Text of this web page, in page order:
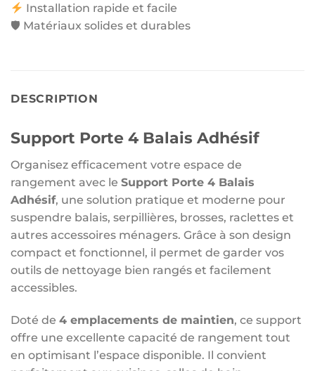
Installation rapide et facile
🛡 Matériaux solides et durables
DESCRIPTION
Support Porte 4 Balais Adhésif
Organisez efficacement votre espace de
rangement avec le Support Porte 4 Balais
Adhésif, une solution pratique et moderne pour
suspendre balais, serpillières, brosses, raclettes et
autres accessoires ménagers. Grâce à son design
compact et fonctionnel, il permet de garder vos
outils de nettoyage bien rangés et facilement
accessibles.
Doté de 4 emplacements de maintien, ce support
offre une excellente capacité de rangement tout
en optimisant l’espace disponible. Il convient